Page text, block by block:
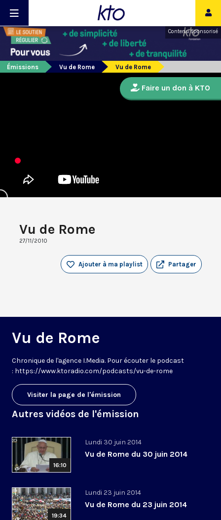
Contenu sponsorisé
Émissions Vu de Rome Vu de Rome
Vu de Rome
27/11/2010
Partager
Ajouter à ma playlist
Vu de Rome
Chronique de l'agence I.Media. Pour écouter le podcast
: https://www.ktoradio.com/podcasts/vu-de-rome
Visiter la page de l'émission
Autres vidéos de l'émission
16:10
Lundi 30 juin 2014
Vu de Rome du 30 juin 2014
19:34
Lundi 23 juin 2014
Vu de Rome du 23 juin 2014
Faire un don à KTO